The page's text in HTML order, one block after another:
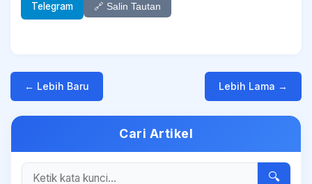
Telegram 🔗 Salin Tautan
← Lebih Baru Lebih Lama →
Cari Artikel
🔍